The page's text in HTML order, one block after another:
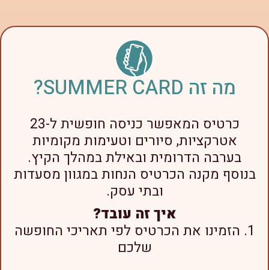
מה זה SUMMER CARD?
כרטיס המאפשר כניסה חופשית ל-23
אטרקציות, סיורים וטעימות מקומיות
בערבה הדרומית ובאילת במהלך הקיץ.
בנוסף מקנה הכרטיס הנחות במגוון מסעדות
ובתי עסק.
איך זה עובד?
הזמינו את הכרטיס לפי תאריכי החופשה
שלכם